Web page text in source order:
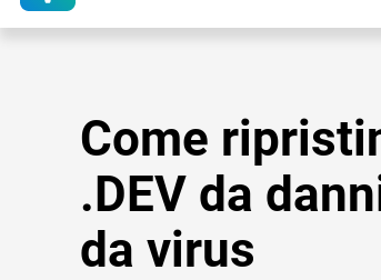
Come
.DEV da
da virus